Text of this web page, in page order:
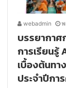
webadmin
บรรยากา
การเรียนรู้
เบื้องต้นทา
ประจำปีกา